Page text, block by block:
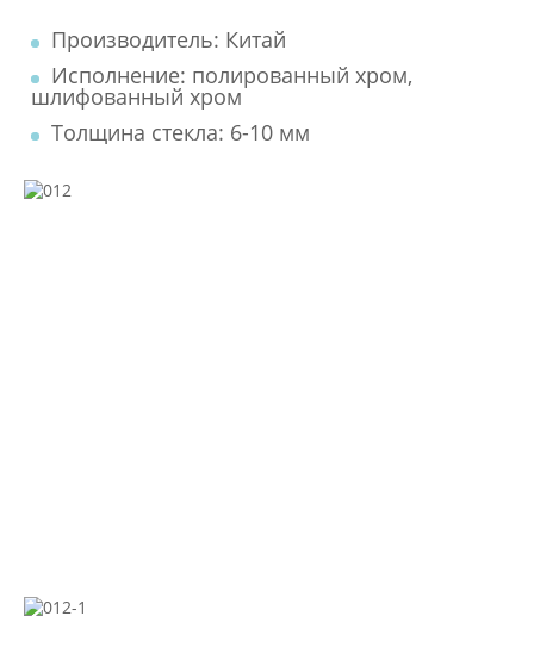
Производитель: Китай
Исполнение: полированный хром,
шлифованный хром
Толщина стекла: 6-10 мм